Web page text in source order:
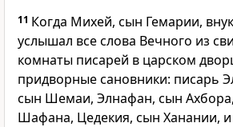
11 Когда Михей, сын Гемарии,
услышал все слова Вечного из
комнаты писарей в царском
придворные сановники: писарь
сын Шемаи, Элнафан, сын
Шафана, Цедекия, сын Ханании, и